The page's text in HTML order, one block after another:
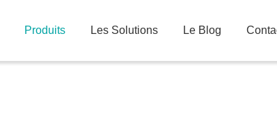
Produits Les Solutions Le Blog